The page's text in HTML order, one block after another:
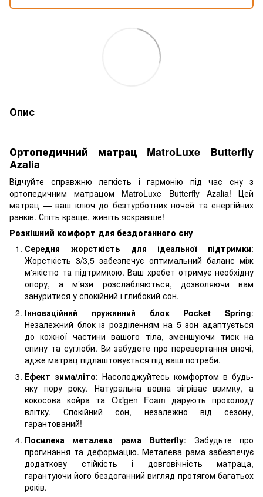
Опис
Ортопедичний матрац MatroLuxe Butterfly
Azalia
Відчуйте справжню легкість і гармонію під час сну з
ортопедичним матрацом MatroLuxe Butterfly Azalia! Цей
матрац — ваш ключ до безтурботних ночей та енергійних
ранків. Спіть краще, живіть яскравіше!
Розкішний комфорт для бездоганного сну
Середня жорсткість для ідеальної підтримки:
Жорсткість 3/3,5 забезпечує оптимальний баланс між
м'якістю та підтримкою. Ваш хребет отримує необхідну
опору, а м’язи розслабляються, дозволяючи вам
зануритися у спокійний і глибокий сон.
Інноваційний пружинний блок Pocket Spring:
Незалежний блок із розділенням на 5 зон адаптується
до кожної частини вашого тіла, зменшуючи тиск на
спину та суглоби. Ви забудете про перевертання вночі,
адже матрац підлаштовується під ваші потреби.
Ефект зима/літо: Насолоджуйтесь комфортом в будь-
яку пору року. Натуральна вовна зігріває взимку, а
кокосова койра та Oxigen Foam дарують прохолоду
влітку. Спокійний сон, незалежно від сезону,
гарантований!
Посилена металева рама Butterfly: Забудьте про
прогинання та деформацію. Металева рама забезпечує
додаткову стійкість і довговічність матраца,
гарантуючи його бездоганний вигляд протягом багатьох
років.